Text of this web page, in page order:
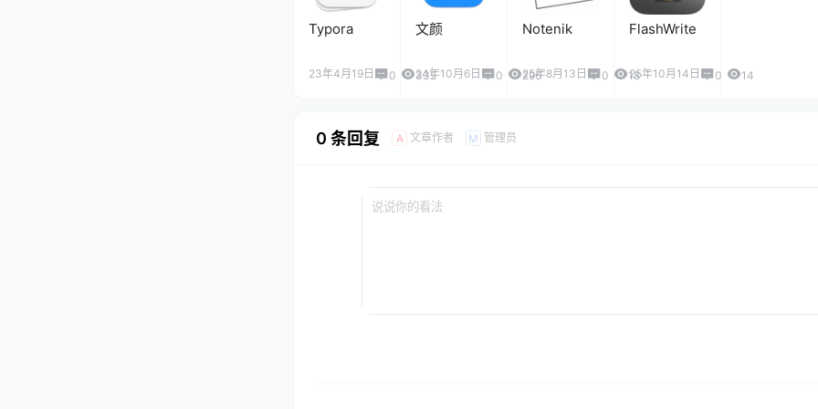
Typora
23年4月19日 0 332
文颜
24年10月6日 0 296
Notenik
25年8月13日 0 18
FlashWrite
25年10月14日 0 14
0 条回复 A 文章作者 M 管理员